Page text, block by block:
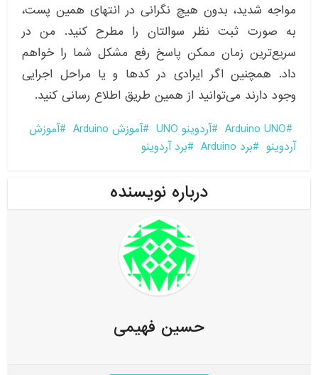
مواجه شدید، بدون هیچ نگرانی در انتهای همین پست،
به صورت ثبت نظر سوالتان را مطرح کنید. من در
سریع‌ترین زمان ممکن پاسخ رفع مشکل شما را خواهم
داد. همچنین اگر ایرادی در کدها و یا مراحل اجرایی
وجود دارند می‌توانید از همین طریق اطلاع رسانی کنید.
Arduino UNO آردوینو UNO آموزش Arduino
آموزش
آردوینو
برد Arduino برد آردوینو
درباره نویسنده
حسین فهیمی